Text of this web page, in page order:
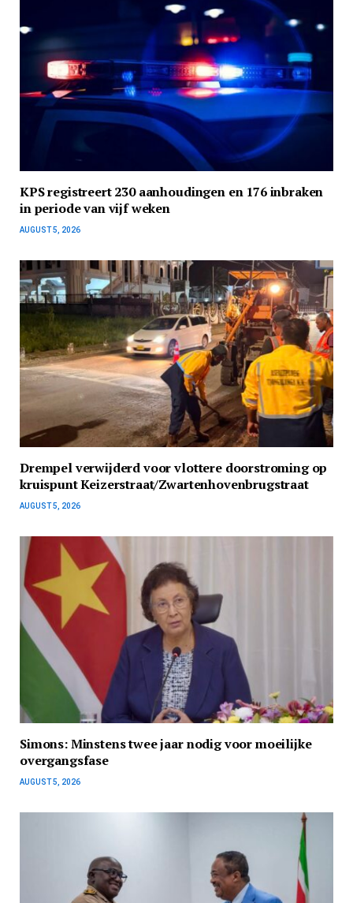
KPS registreert 230 aanhoudingen en 176 inbraken
in periode van vijf weken
AUGUST 5, 2026
Drempel verwijderd voor vlottere doorstroming op
kruispunt Keizerstraat/Zwartenhovenbrugstraat
AUGUST 5, 2026
Simons: Minstens twee jaar nodig voor moeilijke
overgangsfase
AUGUST 5, 2026